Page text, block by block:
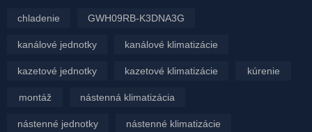
chladenie GWH09RB-K3DNA3G
kanálové jednotky kanálové klimatizácie
kazetové jednotky kazetové klimatizácie kúrenie
montáž nástenná klimatizácia
nástenné jednotky nástenné klimatizácie